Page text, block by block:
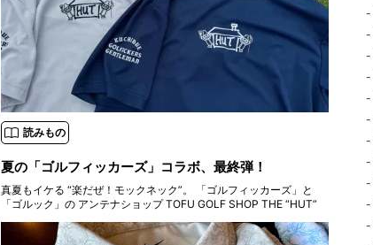
読みもの
夏の「ゴルフィッカーズ」コラボ、最終弾！
真夏もイケる “楽だぜ！モックネック”。 「ゴルフィッカーズ」と
「ゴルック」の アンテナショップ TOFU GOLF SHOP THE “HUT”
との
-
-
-
-
-
-
-
-
-
-
-